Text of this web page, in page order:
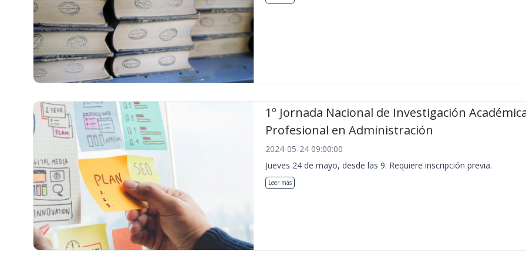
1º Jornada Nacional de Investigación
Profesional en Administración
2024-05-24 09:00:00
Jueves 24 de mayo, desde las 9. Requiere inscripción previa.
Leer más